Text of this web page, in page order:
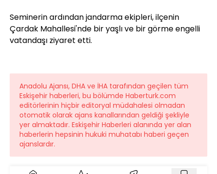
Seminerin ardından jandarma ekipleri, ilçenin
Çardak Mahallesi'nde bir yaşlı ve bir görme engelli
vatandaşı ziyaret etti.
Anadolu Ajansı, DHA ve İHA tarafından geçilen tüm
Eskişehir haberleri, bu bölümde Haberturk.com
editörlerinin hiçbir editoryal müdahalesi olmadan
otomatik olarak ajans kanallarından geldiği şekliyle
yer almaktadır. Eskişehir Haberleri alanında yer alan
haberlerin hepsinin hukuki muhatabı haberi geçen
ajanslardır.